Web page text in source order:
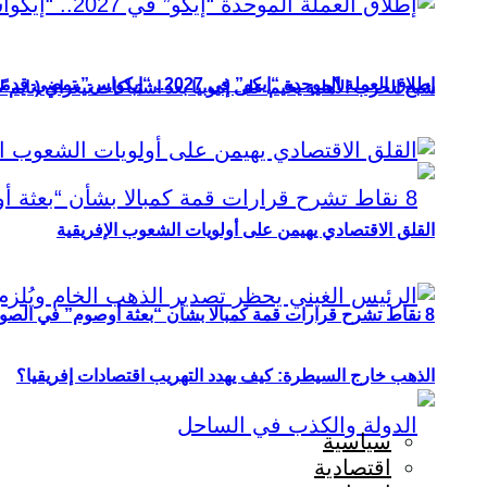
شبح الحرب الأهلية يخيم على إثيوبيا بعد اشتباكات تيغراي (تايم
8 نقاط تشرح قرارات قمة كمبالا بشأن “بعثة أوصوم” في الصومال؟
إطلاق العملة الموحدة “إيكو” في 2027.. “إيكواس” تمضي قدمًا دون انتظار
القلق الاقتصادي يهيمن على أولويات الشعوب الإفريقية
الذهب خارج السيطرة: كيف يهدد التهريب اقتصادات إفريقيا؟
سياسية
اقتصادية